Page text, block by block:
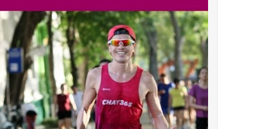
và vai trò của giám đốc đường đua